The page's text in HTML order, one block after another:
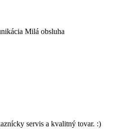
Milá obsluha
servis a kvalitný tovar. :)